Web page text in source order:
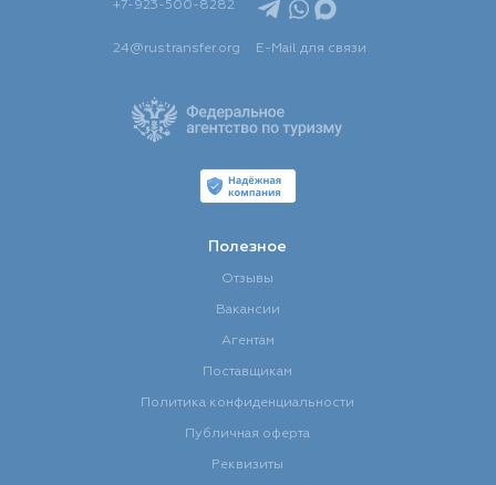
+7-923-500-8282
24@rustransfer.org E-Mail для связи
Полезное
Отзывы
Вакансии
Агентам
Поставщикам
Политика конфиденциальности
Публичная оферта
Реквизиты